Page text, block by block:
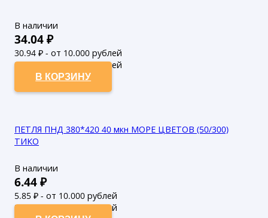
В наличии
34.04₽
30.94 ₽ - от 10.000 рублей
28.13₽ - от 50.000 рублей
В КОРЗИНУ
ПЕТЛЯ ПНД 380*420 40 мкн МОРЕ ЦВЕТОВ (50/300)
ТИКО
В наличии
6.44₽
5.85 ₽ - от 10.000 рублей
5.32₽ - от 50.000 рублей